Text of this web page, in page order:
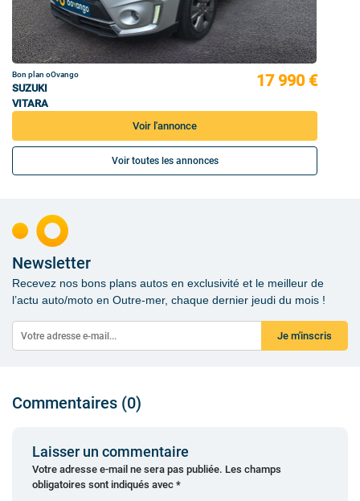
Bon plan oOvango
SUZUKI
VITARA
17 990 €
Voir l'annonce
Voir toutes les annonces
Newsletter
Recevez nos bons plans autos en exclusivité et le meilleur de
l’actu auto/moto en Outre-mer, chaque dernier jeudi du mois !
Je m'inscris
Commentaires (0)
Laisser un commentaire
Votre adresse e-mail ne sera pas publiée. Les champs
obligatoires sont indiqués avec *